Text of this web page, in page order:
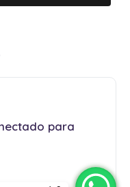
para